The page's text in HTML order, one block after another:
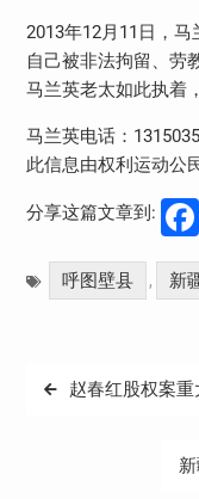
2013年12月 11 日，马
自己被非法拘留、劳
马兰英老太如此执着
马兰英电话：
此信息由权利运动公
分享这篇文章到:
呼图壁县 , 新
文
赵春红股权案